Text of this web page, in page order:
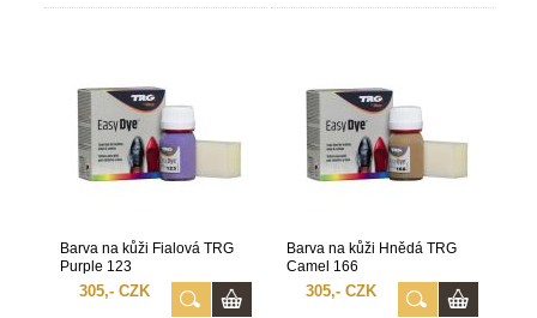
Barva na kůži Fialová TRG
Purple 123
305,- CZK
Barva na kůži Hnědá TRG
Camel 166
305,- CZK